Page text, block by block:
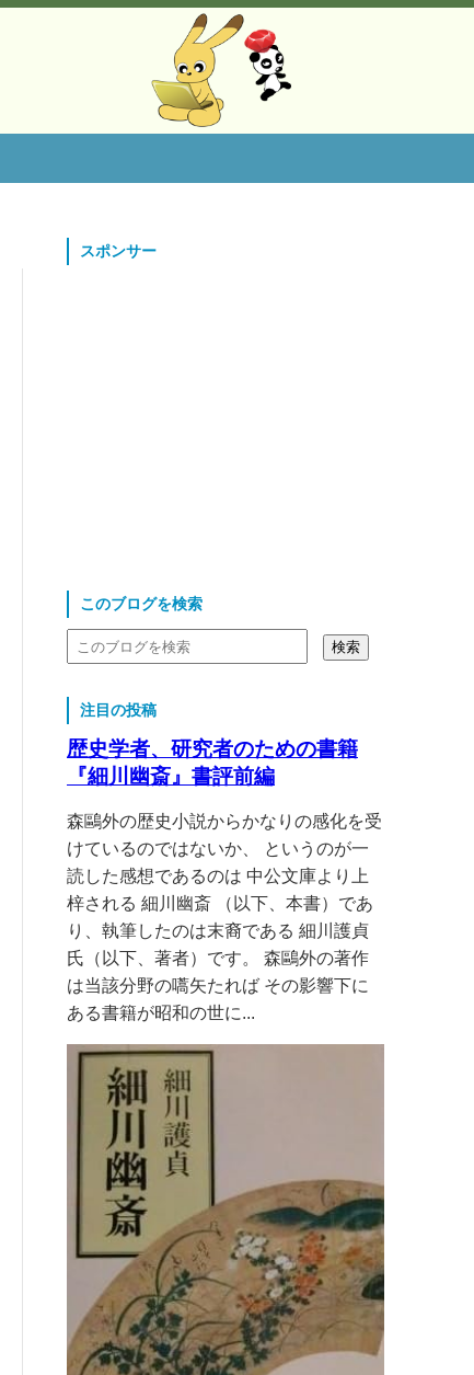
スポンサー
このブログを検索
注目の投稿
歴史学者、研究者のための書籍
『細川幽斎』書評前編
森鷗外の歴史小説からかなりの感化を受
けているのではないか、 というのが一
読した感想であるのは 中公文庫より上
梓される 細川幽斎 （以下、本書）であ
り、執筆したのは末裔である 細川護貞
氏（以下、著者）です。 森鷗外の著作
は当該分野の嚆矢たれば その影響下に
ある書籍が昭和の世に...